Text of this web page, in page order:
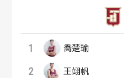
1 喬楚瑜
2 王翊帆